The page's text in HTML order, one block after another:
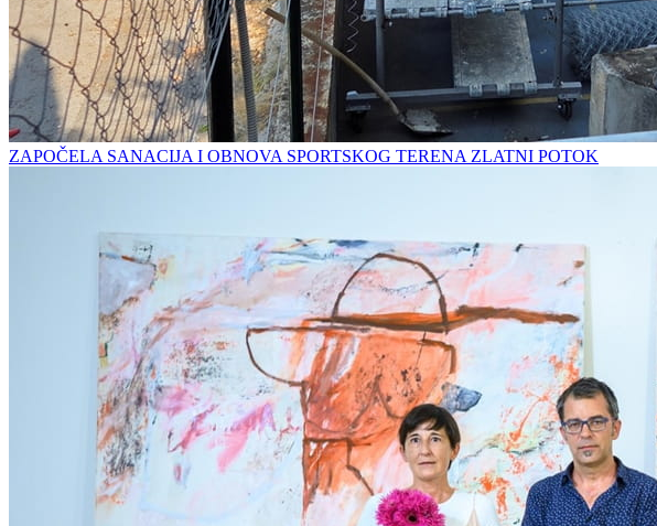
ZAPOČELA SANACIJA I OBNOVA SPORTSKOG TERENA ZLATNI POTOK